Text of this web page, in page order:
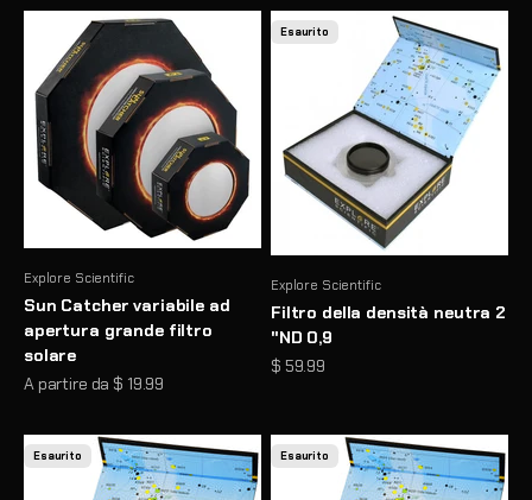
Explore Scientific
Sun Catcher variabile ad
apertura grande filtro
solare
Prezzo scontato
A partire da $ 19.99
Esaurito
Explore Scientific
Filtro della densità neutra 2
"ND 0,9
Prezzo scontato
$ 59.99
Esaurito Esaurito